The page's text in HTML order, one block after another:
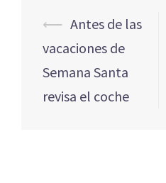
Navegación
de
entradas
⟵ Antes de las
vacaciones de
Semana Santa
revisa el coche